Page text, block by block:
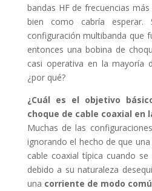
bandas HF de frecuencias
bien como cabría
configuración multibanda que
entonces una bobina de
casi operativa en la mayoría
¿por qué?
¿Cuál es el objetivo
choque de cable coaxial en
Muchas de las
ignorando el hecho de que
cable coaxial típica cuando
debido a su naturaleza
una corriente de modo